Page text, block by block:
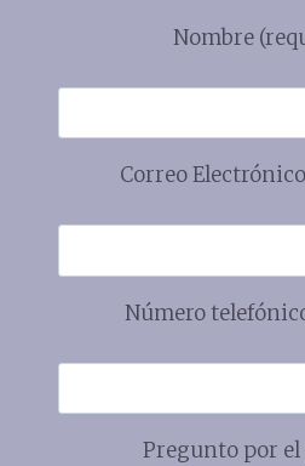
Nombre
Correo
Número
Pregunto por el